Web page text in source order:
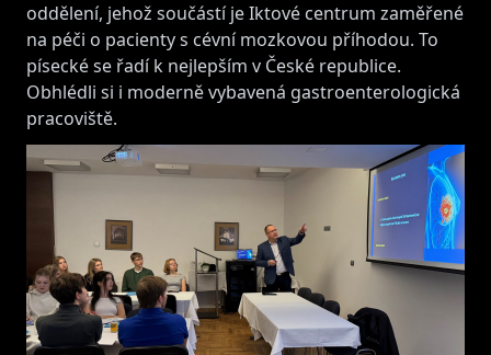
oddělení, jehož součástí je Iktové centrum zaměřené
na péči o pacienty s cévní mozkovou příhodou. To
písecké se řadí k nejlepším v České republice.
Obhlédli si i moderně vybavená gastroenterologická
pracoviště.